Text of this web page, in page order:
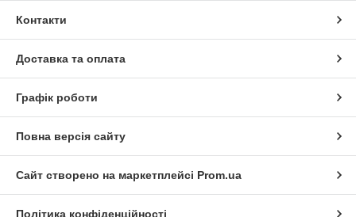
Контакти
Доставка та оплата
Графік роботи
Повна версія сайту
Сайт створено на маркетплейсі Prom.ua
Політика конфіденційності